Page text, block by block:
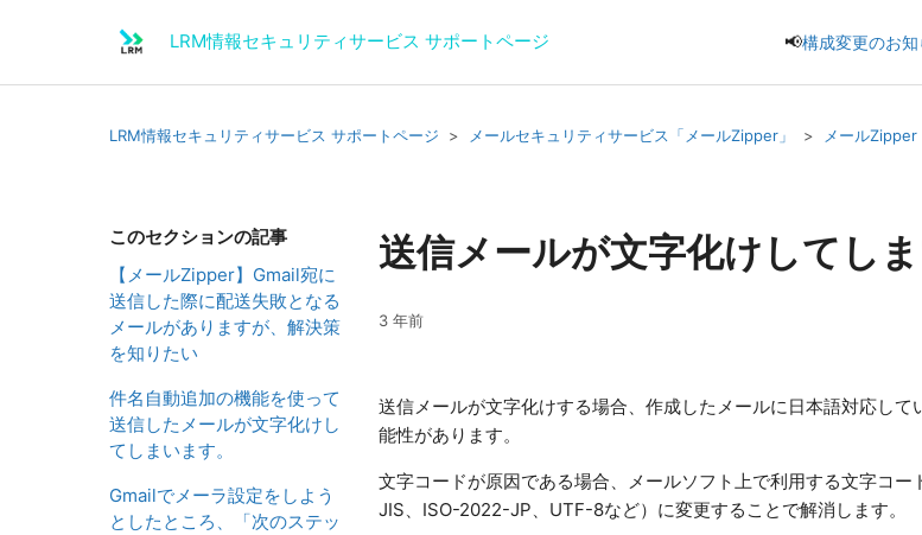
LRM情報セキュリティサービス サポートページ 📢構成変更のお
LRM情報セキュリティサービス サポートページ メールセキュリティサービス「メールZipper」 メール
このセクションの記事
【メールZipper】Gmail宛に
送信した際に配送失敗となる
メールがありますが、解決策
を知りたい
件名自動追加の機能を使って
送信したメールが文字化けし
てしまいます。
Gmailでメーラ設定をしよう
としたところ、「次のステッ
送信メールが文字化けしてしま
3 年前
送信メールが文字化けする場合、作成したメールに日本語対応し
能性があります。
文字コードが原因である場合、メールソフト上で利用する文字コ
JIS、ISO-2022-JP、UTF-8など）に変更することで解消します。